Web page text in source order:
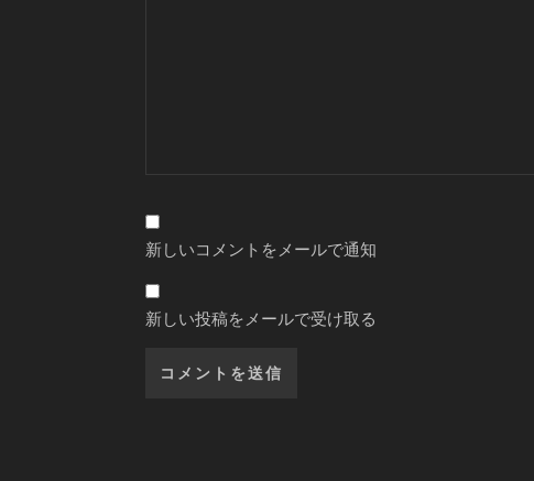
新しいコメントをメールで通知
新しい投稿をメールで受け取る